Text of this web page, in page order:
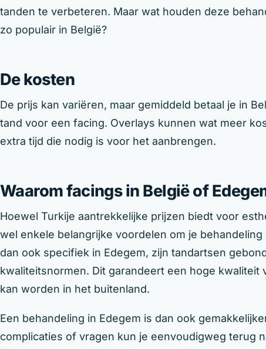
tanden te verbeteren. Maar wat houden deze
zo populair in België?
De kosten
De prijs kan variëren, maar gemiddeld betaal je in
tand voor een facing. Overlays kunnen wat meer
extra tijd die nodig is voor het aanbrengen.
Waarom facings in België of
Hoewel Turkije aantrekkelijke prijzen biedt voor
wel enkele belangrijke voordelen om je
dan ook specifiek in Edegem, zijn tandartsen
kwaliteitsnormen. Dit garandeert een hoge kwaliteit
kan worden in het buitenland.
Een behandeling in Edegem is dan ook
complicaties of vragen kun je eenvoudigweg terug